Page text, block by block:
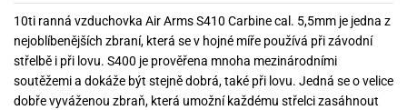
10ti ranná vzduchovka Air Arms S410 Carbine cal. 5,5mm je jedna z
nejoblíbenějších zbraní, která se v hojné míře používá při závodní
střelbě i při lovu. S400 je prověřena mnoha mezinárodními
soutěžemi a dokáže být stejně dobrá, také při lovu. Jedná se o velice
dobře vyváženou zbraň, která umožní každému střelci zasáhnout